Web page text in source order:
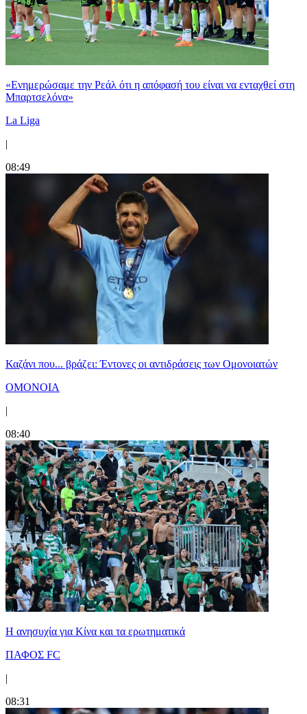
«Ενημερώσαμε την Ρεάλ ότι η απόφασή του είναι να ενταχθεί στη
Μπαρτσελόνα»
La Liga
|
08:49
Καζάνι που... βράζει: Έντονες οι αντιδράσεις των Ομονοιατών
ΟΜΟΝΟΙΑ
|
08:40
Η ανησυχία για Κίνα και τα ερωτηματικά
ΠΑΦΟΣ FC
|
08:31